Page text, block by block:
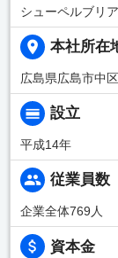
シューペルブリ
本社所在
広島県広島市中
設立
平成14年
従業員数
企業全体769人
資本金